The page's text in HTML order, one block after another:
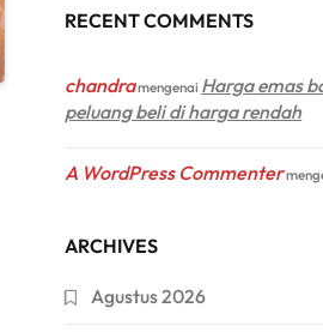
RECENT COMMENTS
chandramengenai Harga emas
peluang beli di harga rendah
A WordPress Commenter
ARCHIVES
Agustus 2026